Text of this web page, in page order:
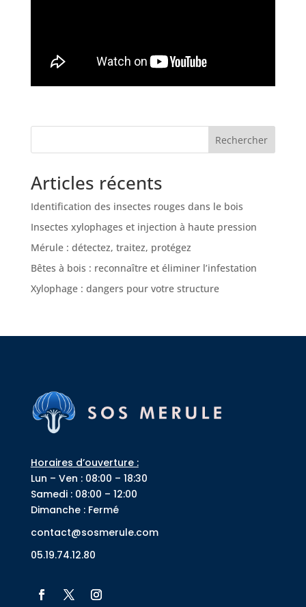
Rechercher
Articles récents
Identification des insectes rouges dans le bois
Insectes xylophages et injection à haute pression
Mérule : détectez, traitez, protégez
Bêtes à bois : reconnaître et éliminer l’infestation
Xylophage : dangers pour votre structure
Horaires d’ouverture :
Lun – Ven : 08:00 – 18:30
Samedi : 08:00 – 12:00
Dimanche : Fermé
contact@sosmerule.com
05.19.74.12.80